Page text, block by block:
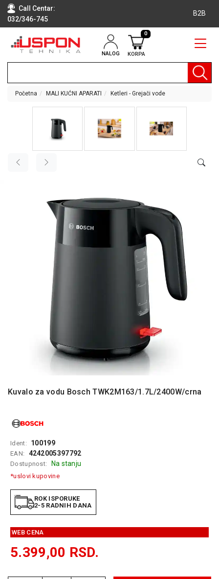
Call Centar:
032/346-745
B2B
NALOG KORPA
0
RAČUNARI
TEHNIKA
VIDEO
RAČUNARSKE
PERIFERIJE
GAMING
EELEKTRO
ZAŠTITA
SOLARNI
SISTEMI
OPREMA
ŠTAMPAČI,
Početna MALI KUĆNI APARATI Ketleri - Grejači vode
Kuvalo za vodu Bosch TWK2M163/1.7L/2400W/crna
Ident: 100199
EAN: 4242005397792
Dostupnost: Na stanju
*uslovi kupovine
ROK ISPORUKE
2-5 RADNIH DANA
WEB CENA
5.399,00 RSD.